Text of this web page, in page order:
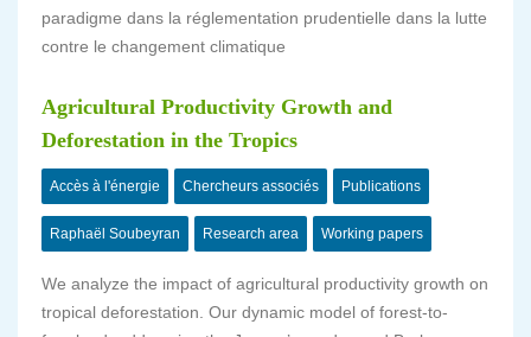
paradigme dans la réglementation prudentielle dans la lutte
contre le changement climatique
Agricultural Productivity Growth and
Deforestation in the Tropics
Accès à l'énergie Chercheurs associés Publications
Raphaël Soubeyran Research area Working papers
We analyze the impact of agricultural productivity growth on
tropical deforestation. Our dynamic model of forest-to-